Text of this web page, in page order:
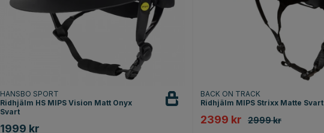
HANSBO SPORT
Ridhjälm HS MIPS Vision Matt Onyx
Svart
1999 kr
BACK ON TRACK
Ridhjälm MIPS Strixx Matte Svart
2399 kr 2999 kr